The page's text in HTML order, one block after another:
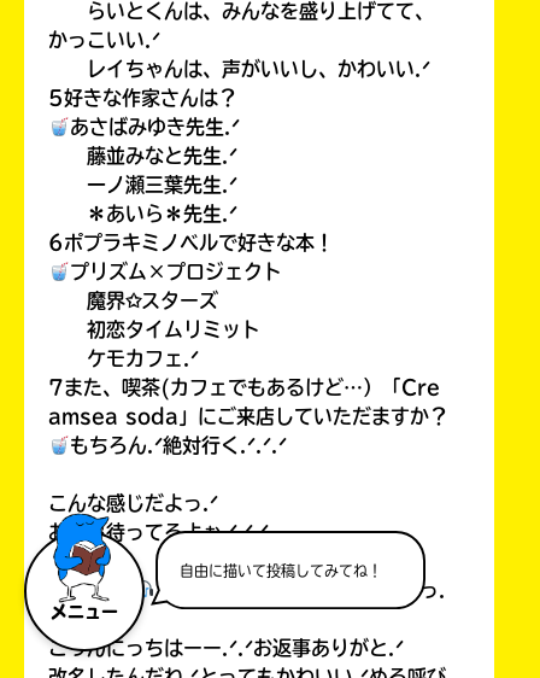
メニュー
自由に描いて投稿してみてね！
らいとくんは、みんなを盛り上げてて、
かっこいい.ᐟ
レイちゃんは、声がいいし、かわいい.ᐟ
5好きな作家さんは？
あさばみゆき先生.ᐟ
藤並みなと先生.ᐟ
一ノ瀬三葉先生.ᐟ
＊あいら＊先生.ᐟ
6ポプラキミノベルで好きな本！
プリズム×プロジェクト
魔界✩スターズ
初恋タイムリミット
ケモカフェ.ᐟ
7また、喫茶(カフェでもあるけど…）「Cre
amsea soda」にご来店していただますか？
もちろん.ᐟ絶対行く.ᐟ.ᐟ.ᐟ
こんな感じだよっ.ᐟ
お返事待ってるよぉ.ᐟ.ᐟ.ᐟ
音乃 める
⊹ ̊.⋆ #𓂃𝘰𝘵𝘯𝘰 𝘮𝘦𝘳𝘶さまっ.
ᐟ
こっんにっちはーー.ᐟ.ᐟお返事ありがと.ᐟ